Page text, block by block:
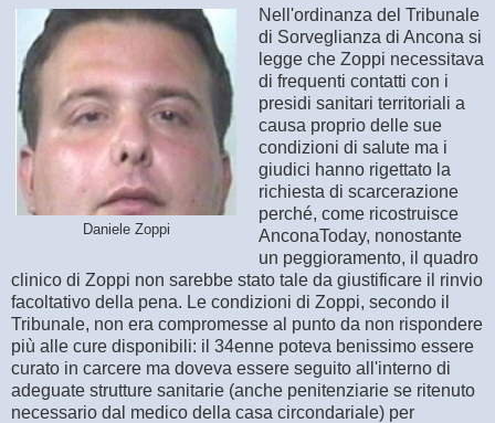
Daniele Zoppi
Nell'ordinanza del Tribunale
di Sorveglianza di Ancona si
legge che Zoppi necessitava
di frequenti contatti con i
presidi sanitari territoriali a
causa proprio delle sue
condizioni di salute ma i
giudici hanno rigettato la
richiesta di scarcerazione
perché, come ricostruisce
AnconaToday, nonostante
un peggioramento, il quadro
clinico di Zoppi non sarebbe stato tale da giustificare il rinvio
facoltativo della pena. Le condizioni di Zoppi, secondo il
Tribunale, non era compromesse al punto da non rispondere
più alle cure disponibili: il 34enne poteva benissimo essere
curato in carcere ma doveva essere seguito all'interno di
adeguate strutture sanitarie (anche penitenziarie se ritenuto
necessario dal medico della casa circondariale) per